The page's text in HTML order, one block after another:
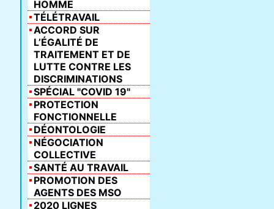
HOMME
TÉLÉTRAVAIL
ACCORD SUR
L’ÉGALITÉ DE
TRAITEMENT ET DE
LUTTE CONTRE LES
DISCRIMINATIONS
SPÉCIAL "COVID 19"
PROTECTION
FONCTIONNELLE
DÉONTOLOGIE
NÉGOCIATION
COLLECTIVE
SANTÉ AU TRAVAIL
PROMOTION DES
AGENTS DES MSO
2020 LIGNES